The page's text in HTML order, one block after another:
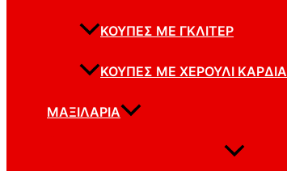
ΚΟΎΠΕΣ ΜΕ ΓΚΛΊΤΕΡ
ΚΟΎΠΕΣ ΜΕ ΧΕΡΟΎΛΙ ΚΑΡΔΙΆ
ΜΑΞΙΛΆΡΙΑ